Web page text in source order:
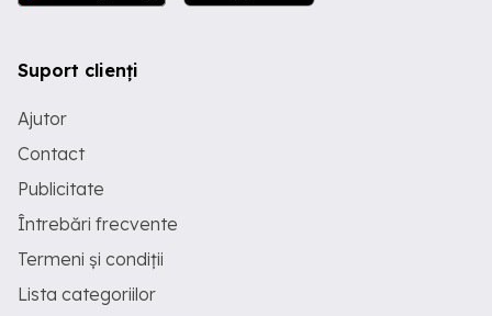
Suport clienți
Ajutor
Contact
Publicitate
Întrebări frecvente
Termeni și condiții
Lista categoriilor